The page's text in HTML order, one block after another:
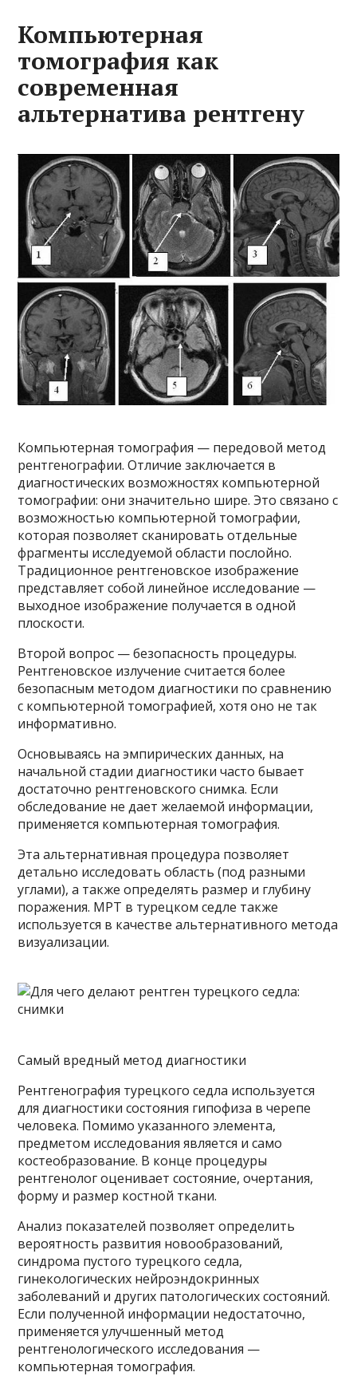
Компьютерная
томография как
современная
альтернатива рентгену
Компьютерная томография — передовой метод
рентгенографии. Отличие заключается в
диагностических возможностях компьютерной
томографии: они значительно шире. Это связано с
возможностью компьютерной томографии,
которая позволяет сканировать отдельные
фрагменты исследуемой области послойно.
Традиционное рентгеновское изображение
представляет собой линейное исследование —
выходное изображение получается в одной
плоскости.
Второй вопрос — безопасность процедуры.
Рентгеновское излучение считается более
безопасным методом диагностики по сравнению
с компьютерной томографией, хотя оно не так
информативно.
Основываясь на эмпирических данных, на
начальной стадии диагностики часто бывает
достаточно рентгеновского снимка. Если
обследование не дает желаемой информации,
применяется компьютерная томография.
Эта альтернативная процедура позволяет
детально исследовать область (под разными
углами), а также определять размер и глубину
поражения. МРТ в турецком седле также
используется в качестве альтернативного метода
визуализации.
Самый вредный метод диагностики
Рентгенография турецкого седла используется
для диагностики состояния гипофиза в черепе
человека. Помимо указанного элемента,
предметом исследования является и само
костеобразование. В конце процедуры
рентгенолог оценивает состояние, очертания,
форму и размер костной ткани.
Анализ показателей позволяет определить
вероятность развития новообразований,
синдрома пустого турецкого седла,
гинекологических нейроэндокринных
заболеваний и других патологических состояний.
Если полученной информации недостаточно,
применяется улучшенный метод
рентгенологического исследования —
компьютерная томография.